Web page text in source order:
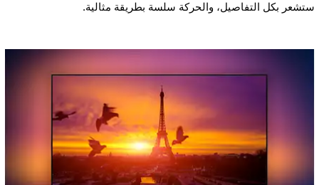
ستشعر بكل التفاصيل، والحركة سلسة بطريقة مثالية.